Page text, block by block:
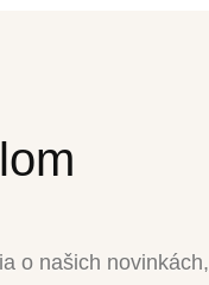
o našich novinkách,